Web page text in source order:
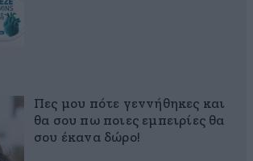
Πες μου πότε γεννήθηκες και
θα σου πω ποιες εμπειρίες θα
σου έκανα δώρο!